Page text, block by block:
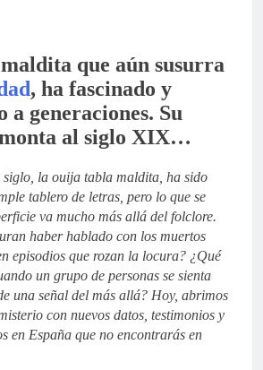
que aún susurra
, ha fascinado y
generaciones. Su
al siglo XIX…
siglo, la ouija tabla maldita, ha sido
tablero de letras, pero lo que se
va mucho más allá del folclore.
haber hablado con los muertos
episodios que rozan la locura? ¿Qué
un grupo de personas se sienta
una señal del más allá? Hoy, abrimos
con nuevos datos, testimonios y
en España que no encontrarás en